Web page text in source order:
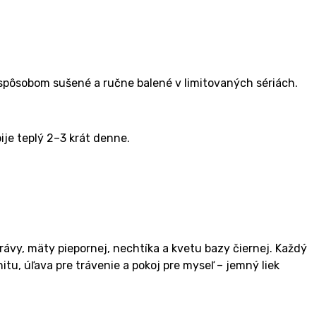
sušené a ručne balené v limitovaných sériách.
teplý 2–3 krát denne.
mäty piepornej, nechtíka a kvetu bazy čiernej. Každý
úľava pre trávenie a pokoj pre myseľ – jemný liek